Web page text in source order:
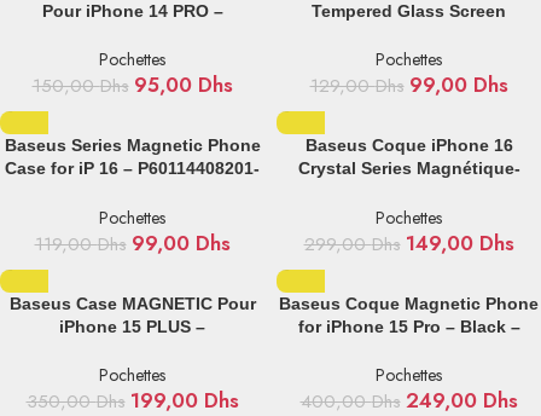
Pour iPhone 14 PRO –
Pochettes
150,00Dhs 95,00 Dhs
Tempered Glass Screen
sgzt000302
Pochettes
129,00Dhs 99,00 Dhs
Baseus Series Magnetic Phone
Case for iP 16 – P60114408201-
Pochettes
119,00Dhs 99,00 Dhs
Baseus Coque iPhone 16
Crystal Series Magnétique-
Pochettes
299,00Dhs 149,00 Dhs
Baseus Case MAGNETIC Pour
iPhone 15 PLUS –
Pochettes
350,00Dhs 199,00 Dhs
Baseus Coque Magnetic Phone
for iPhone 15 Pro – Black –
Pochettes
400,00Dhs 249,00 Dhs